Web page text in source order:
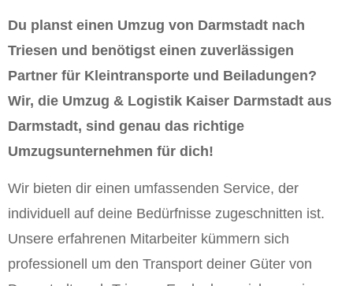
Du planst einen Umzug von Darmstadt nach
Triesen und benötigst einen zuverlässigen
Partner für Kleintransporte und Beiladungen?
Wir, die Umzug & Logistik Kaiser Darmstadt aus
Darmstadt, sind genau das richtige
Umzugsunternehmen für dich!
Wir bieten dir einen umfassenden Service, der
individuell auf deine Bedürfnisse zugeschnitten ist.
Unsere erfahrenen Mitarbeiter kümmern sich
professionell um den Transport deiner Güter von